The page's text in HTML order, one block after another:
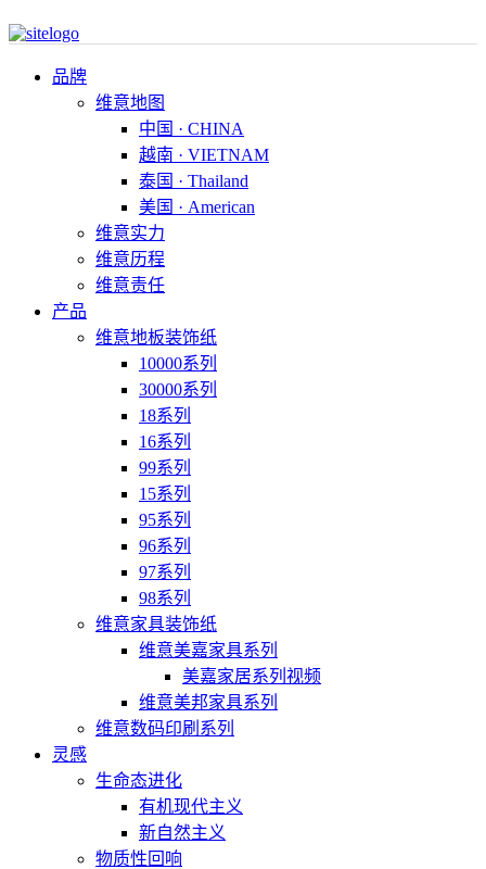
品牌
维意地图
中国 · CHINA
越南 · VIETNAM
泰国 · Thailand
美国 · American
维意实力
维意历程
维意责任
产品
维意地板装饰纸
10000系列
30000系列
18系列
16系列
99系列
15系列
95系列
96系列
97系列
98系列
维意家具装饰纸
维意美嘉家具系列
美嘉家居系列视频
维意美邦家具系列
维意数码印刷系列
灵感
生命态进化
有机现代主义
新自然主义
物质性回响